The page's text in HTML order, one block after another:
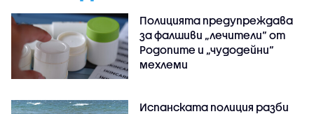
Полицията предупреждава
за фалшиви „лечители“ от
Родопите и „чудодейни“
мехлеми
Испанската полиция разби